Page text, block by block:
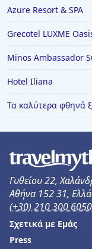
Azure Resort & SPA
Grecotel LUXME
Minos Ambassador
Hotel Iliana
Τα καλύτερα φθηνά
Γυθείου 22,
Αθήνα 152 31,
(+30) 210 300 6050
Σχετικά με Εμάς
Press